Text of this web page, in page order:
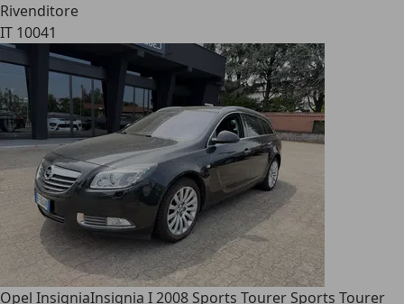
Rivenditore
IT 10041
Opel InsigniaInsignia I 2008 Sports Tourer Sports Tourer